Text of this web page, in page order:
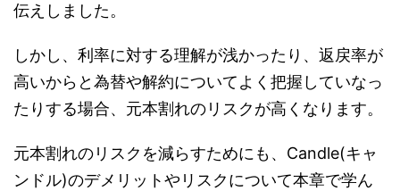
伝えしました。
しかし、利率に対する理解が浅かったり、返戻率が
高いからと為替や解約についてよく把握していなっ
たりする場合、元本割れのリスクが高くなります。
元本割れのリスクを減らすためにも、Candle(キャ
ンドル)のデメリットやリスクについて本章で学ん